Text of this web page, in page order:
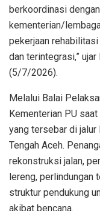
berkoordinasi
kementerian/
pekerjaan
dan terintegrasi,”
(5/7/2026).
Melalui Balai
Kementerian PU
yang tersebar di jalur
Tengah Aceh.
rekonstruksi jalan,
lereng, perlindungan
struktur pendukung
akibat bencana.